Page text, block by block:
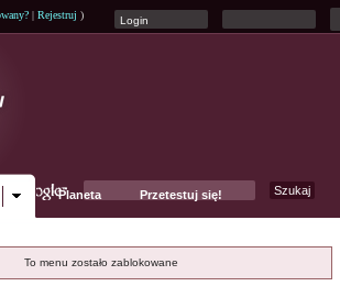
| Rejestruj )
Planeta Przetestuj się!
To menu zostało zablokowane